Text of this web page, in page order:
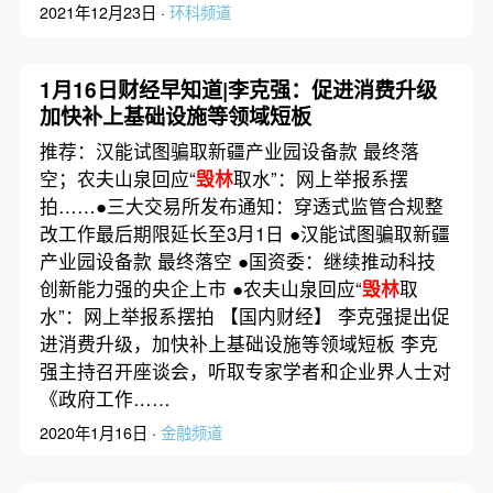
2021年12月23日 · 环科频道
1月16日财经早知道|李克强：促进消费升级
加快补上基础设施等领域短板
推荐：汉能试图骗取新疆产业园设备款 最终落
空；农夫山泉回应“毁林取水”：网上举报系摆
拍……●三大交易所发布通知：穿透式监管合规整
改工作最后期限延长至3月1日 ●汉能试图骗取新疆
产业园设备款 最终落空 ●国资委：继续推动科技
创新能力强的央企上市 ●农夫山泉回应“毁林取
水”：网上举报系摆拍 【国内财经】 李克强提出促
进消费升级，加快补上基础设施等领域短板 李克
强主持召开座谈会，听取专家学者和企业界人士对
《政府工作……
2020年1月16日 · 金融频道